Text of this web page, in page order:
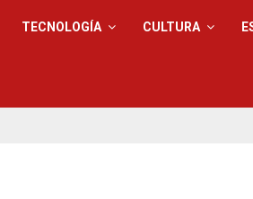
TECNOLOGÍA CULTURA